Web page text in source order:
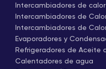
Intercambiadores de
Intercambiadores de
Intercambiadores de
Evaporadores y
Refrigeradores de Aceite
Calentadores de agua